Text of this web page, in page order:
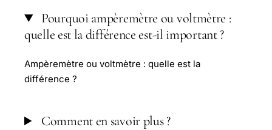
Pourquoi ampèremètre ou voltmètre :
quelle est la différence est-il important ?
Ampèremètre ou voltmètre : quelle est la
différence ?
Comment en savoir plus ?